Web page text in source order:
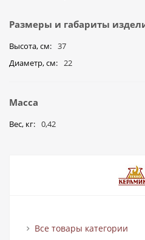
Размеры и габариты
Высота, см
37
Диаметр, см
22
Масса
Вес, кг 0,42
Все товары категории